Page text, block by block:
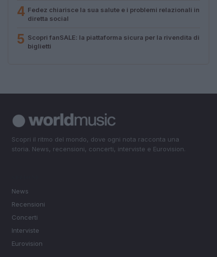
4 Fedez chiarisce la sua salute e i problemi relazionali in
diretta social
5 Scopri fanSALE: la piattaforma sicura per la rivendita di
biglietti
Scopri il ritmo del mondo, dove ogni nota racconta una
storia. News, recensioni, concerti, interviste e Eurovision.
News
Recensioni
Concerti
Interviste
Eurovision